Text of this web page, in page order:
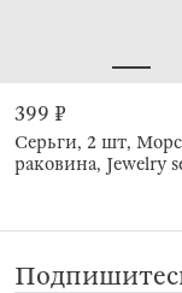
399 ₽
Серьги, 2 шт,
раковина, Jewelry